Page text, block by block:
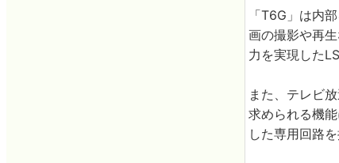
「T6G」は内
画の撮影や再
力を実現した
また、テレビ
求められる機
した専用回路